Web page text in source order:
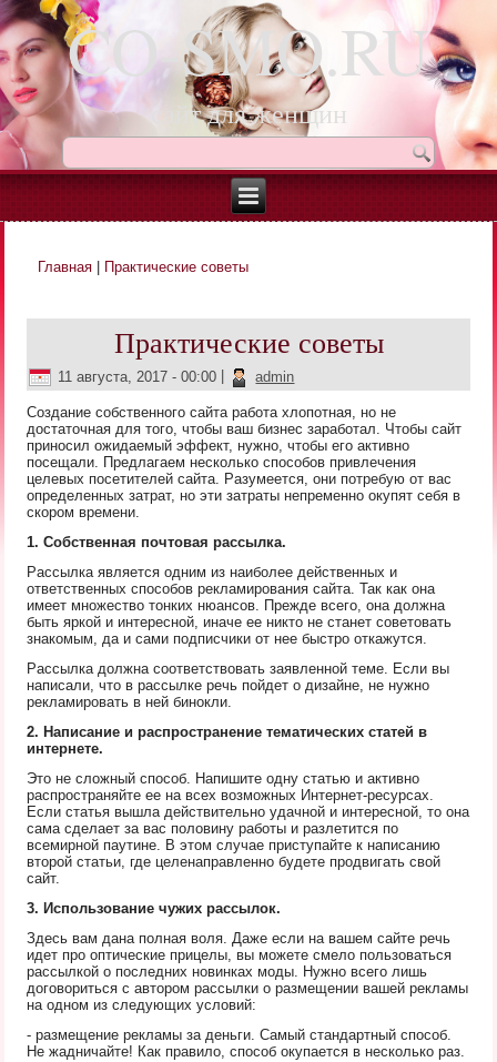
CO-SMO.RU
сайт для женщин
Вы здесь
Главная| Практические советы
Практические советы
11 августа, 2017 - 00:00 admin
Создание собственного сайта работа хлопотная, но не
достаточная для того, чтобы ваш бизнес заработал. Чтобы сайт
приносил ожидаемый эффект, нужно, чтобы его активно
посещали. Предлагаем несколько способов привлечения
целевых посетителей сайта. Разумеется, они потребую от вас
определенных затрат, но эти затраты непременно окупят себя в
скором времени.
1. Собственная почтовая рассылка.
Рассылка является одним из наиболее действенных и
ответственных способов рекламирования сайта. Так как она
имеет множество тонких нюансов. Прежде всего, она должна
быть яркой и интересной, иначе ее никто не станет советовать
знакомым, да и сами подписчики от нее быстро откажутся.
Рассылка должна соответствовать заявленной теме. Если вы
написали, что в рассылке речь пойдет о дизайне, не нужно
рекламировать в ней бинокли.
2. Написание и распространение тематических статей в
интернете.
Это не сложный способ. Напишите одну статью и активно
распространяйте ее на всех возможных Интернет-ресурсах.
Если статья вышла действительно удачной и интересной, то она
сама сделает за вас половину работы и разлетится по
всемирной паутине. В этом случае приступайте к написанию
второй статьи, где целенаправленно будете продвигать свой
сайт.
3. Использование чужих рассылок.
Здесь вам дана полная воля. Даже если на вашем сайте речь
идет про оптические прицелы, вы можете смело пользоваться
рассылкой о последних новинках моды. Нужно всего лишь
договориться с автором рассылки о размещении вашей рекламы
на одном из следующих условий:
- размещение рекламы за деньги. Самый стандартный способ.
Не жадничайте! Как правило, способ окупается в несколько раз.